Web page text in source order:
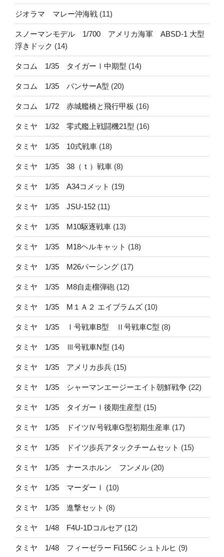
ジオラマ マレー沖海戦 (11)
スノーマンモデル 1/700 アメリカ海軍 ABSD-1 大型
浮きドック (14)
タコム 1/35 タイガーⅠ中期型 (14)
タコム 1/35 パンサーA型 (20)
タコム 1/72 赤城艦橋と飛行甲板 (16)
タミヤ 1/32 零式艦上戦闘機21型 (16)
タミヤ 1/35 10式戦車 (18)
タミヤ 1/35 38（ｔ）戦車 (8)
タミヤ 1/35 A34コメット (19)
タミヤ 1/35 JSU-152 (11)
タミヤ 1/35 M10駆逐戦車 (13)
タミヤ 1/35 M18ヘルキャット (18)
タミヤ 1/35 M26パーシング (17)
タミヤ 1/35 M8自走榴弾砲 (12)
タミヤ 1/35 M１Ａ２ エイブラムズ (10)
タミヤ 1/35 Ⅰ号戦車B型 Ⅱ号戦車C型 (8)
タミヤ 1/35 Ⅲ号戦車N型 (14)
タミヤ 1/35 アメリカ歩兵 (15)
タミヤ 1/35 シャーマンエージーエイト朝鮮戦争 (22)
タミヤ 1/35 タイガーⅠ後期生産型 (15)
タミヤ 1/35 ドイツⅣ号戦車G型初期生産車 (17)
タミヤ 1/35 ドイツ歩兵アタックチームセット (15)
タミヤ 1/35 ナースホルン フンメル (20)
タミヤ 1/35 マーダーⅠ (10)
タミヤ 1/35 進撃セット (8)
タミヤ 1/48 F4U-1Dコルセア (12)
タミヤ 1/48 フィーゼラー Fi156C シュトルヒ (9)